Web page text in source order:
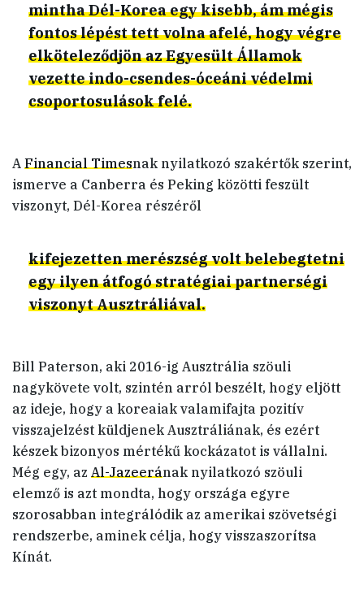
mintha Dél-Korea egy kisebb, ám mégis
fontos lépést tett volna afelé, hogy végre
elköteleződjön az Egyesült Államok
vezette indo-csendes-óceáni védelmi
csoportosulások felé.
A Financial Timesnak nyilatkozó szakértők szerint,
ismerve a Canberra és Peking közötti feszült
viszonyt, Dél-Korea részéről
kifejezetten merészség volt belebegtetni
egy ilyen átfogó stratégiai partnerségi
viszonyt Ausztráliával.
Bill Paterson, aki 2016-ig Ausztrália szöuli
nagykövete volt, szintén arról beszélt, hogy eljött
az ideje, hogy a koreaiak valamifajta pozitív
visszajelzést küldjenek Ausztráliának, és ezért
készek bizonyos mértékű kockázatot is vállalni.
Még egy, az Al-Jazeerának nyilatkozó szöuli
elemző is azt mondta, hogy országa egyre
szorosabban integrálódik az amerikai szövetségi
rendszerbe, aminek célja, hogy visszaszorítsa
Kínát.